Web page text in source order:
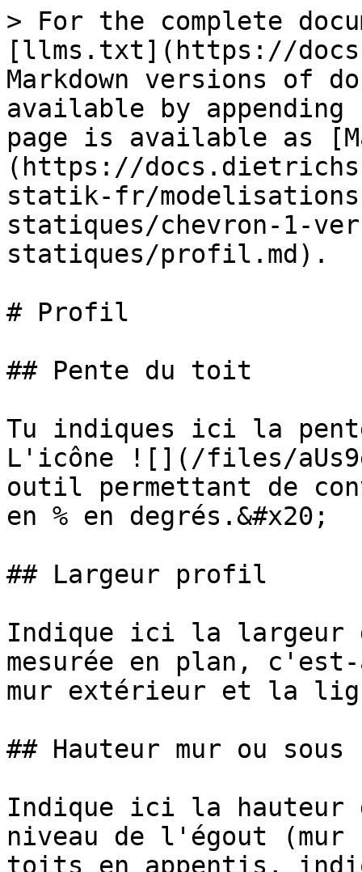
> For the complete
[llms.txt](https://
Markdown versions of
available by
page is available as
(https://
statik-fr/
statiques/chevron-1-
statiques/profil.md).
# Profil
## Pente du toit
Tu indiques ici la
L'icône ![](/files/
outil permettant de
en % en degrés.&#x20;
## Largeur profil
Indique ici la largeur
mesurée en plan,
mur extérieur et la
## Hauteur mur ou
Indique ici la hauteur
niveau de l'égout
toits en appentis,